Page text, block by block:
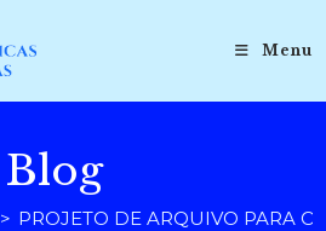
Menu
Blog
> PROJETO DE ARQUIVO PARA